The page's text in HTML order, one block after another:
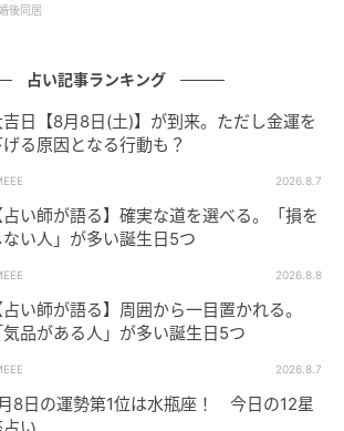
後同居
占い記事ランキング
吉日【8月8日(土)】が到来。ただし金運を
る原因となる行動も？
2026.8.7
占い師が語る】確実な道を選べる。「損を
ない人」が多い誕生日5つ
2026.8.8
占い師が語る】周囲から一目置かれる。
気品がある人」が多い誕生日5つ
2026.8.7
8日の運勢第1位は水瓶座！ 今日の12星